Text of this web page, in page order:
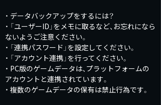
・ データバックアップをするには？
・ 「ユーザーID」をメモに取るなど、お忘れになら
ないようご注意ください。
・ 「連携パスワード」を設定してください。
・ 「アカウント連携」を行ってください。
・ PC版のゲームデータは、プラットフォームの
アカウントと連携されています。
・ 複数のゲームデータの保有は禁止行為です。